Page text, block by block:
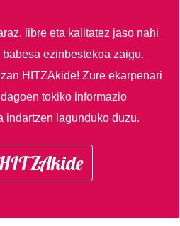
libre eta kalitatez jaso nahi
babesa ezinbestekoa zaigu.
HITZAkide!Zure ekarpenari
tokiko informazio
indartzen lagunduko duzu.